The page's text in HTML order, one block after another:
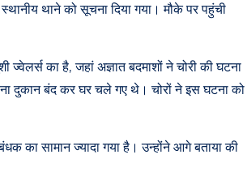
थाने को सूचना दिया गया। मौके पर पहुंची
का है, जहां अज्ञात बदमाशों ने चोरी की घटना
दुकान बंद कर घर चले गए थे। चोरों ने इस घटना को
का सामान ज्यादा गया है। उन्होंने आगे बताया की